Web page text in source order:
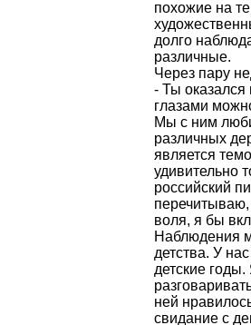
похожие на
долго
различные.
Через пару
- Ты
глазами
Мы с ним
различных
является
удивительно
российский
воля, я бы
Наблюдения
детства. У
детские
ней
свидание с